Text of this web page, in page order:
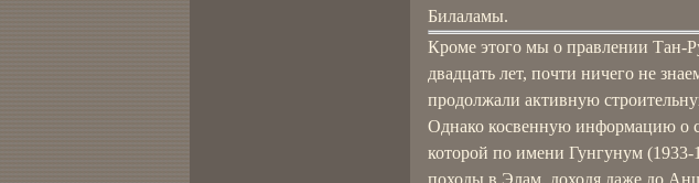
Билаламы.
Кроме этого мы о правлении Тан-
двадцать лет, почти ничего не
продолжали активную
Однако косвенную информацию о
которой по имени Гунгунум
походы в Элам, доходя даже до